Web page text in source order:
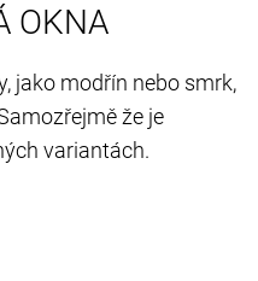
OKNA
jako modřín nebo smrk,
že je
variantách.